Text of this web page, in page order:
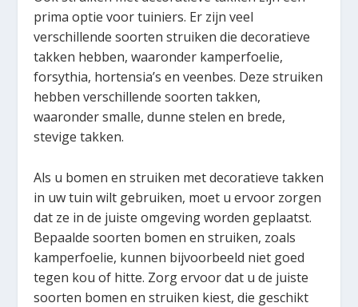
prima optie voor tuiniers. Er zijn veel
verschillende soorten struiken die decoratieve
takken hebben, waaronder kamperfoelie,
forsythia, hortensia’s en veenbes. Deze struiken
hebben verschillende soorten takken,
waaronder smalle, dunne stelen en brede,
stevige takken.
Als u bomen en struiken met decoratieve takken
in uw tuin wilt gebruiken, moet u ervoor zorgen
dat ze in de juiste omgeving worden geplaatst.
Bepaalde soorten bomen en struiken, zoals
kamperfoelie, kunnen bijvoorbeeld niet goed
tegen kou of hitte. Zorg ervoor dat u de juiste
soorten bomen en struiken kiest, die geschikt